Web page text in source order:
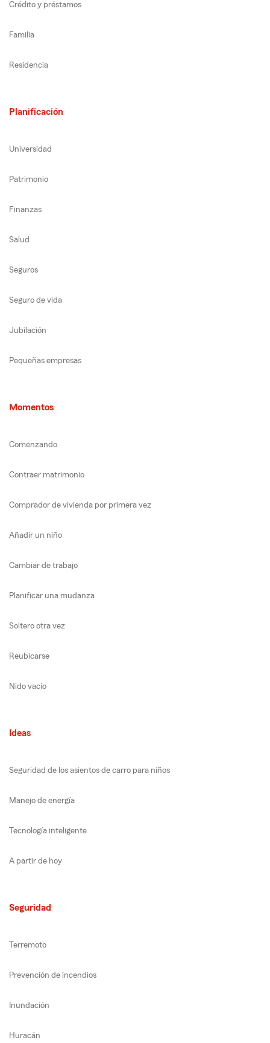
Crédito y préstamos
Familia
Residencia
Planificación
Universidad
Patrimonio
Finanzas
Salud
Seguros
Seguro de vida
Jubilación
Pequeñas empresas
Momentos
Comenzando
Contraer matrimonio
Comprador de vivienda por primera vez
Añadir un niño
Cambiar de trabajo
Planificar una mudanza
Soltero otra vez
Reubicarse
Nido vacío
Ideas
Seguridad de los asientos de carro para niños
Manejo de energía
Tecnología inteligente
A partir de hoy
Seguridad
Terremoto
Prevención de incendios
Inundación
Huracán